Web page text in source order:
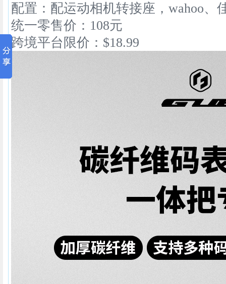
配置：配运动相机转接座，wahoo、
统一零售价：108元
跨境平台限价：$18.99